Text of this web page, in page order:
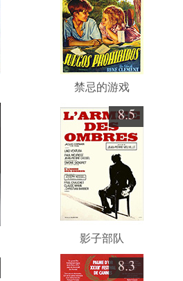
禁忌的游戏
8.5
影子部队
8.3